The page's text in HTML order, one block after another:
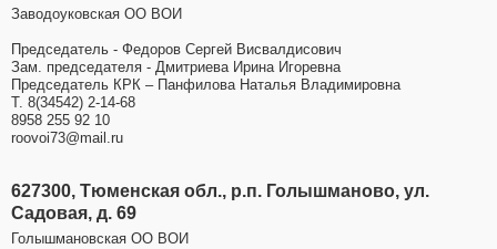
Заводоуковская ОО ВОИ
Председатель - Федоров Сергей Висвалдисович
Зам. председателя - Дмитриева Ирина Игоревна
Председатель КРК – Панфилова Наталья Владимировна
Т. 8(34542) 2-14-68
8958 255 92 10
roovoi73@mail.ru
627300, Тюменская обл., р.п. Голышманово, ул.
Садовая, д. 69
Голышмановская ОО ВОИ